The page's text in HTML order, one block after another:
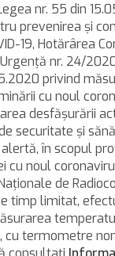
nr. 55 din
prevenirea şi
19, Hotărârea
nr. 24/
privind
cu noul
desfăşurării
securitate şi
în scopul
cu noul
de
timp limitat,
termometre